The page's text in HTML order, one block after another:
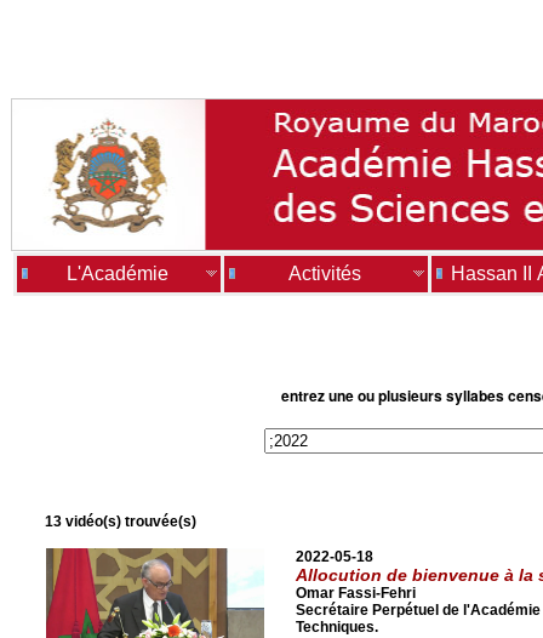
L'Académie Activités Hassan II
entrez une ou plusieurs syllabes
13 vidéo(s) trouvée(s)
2022-05-18
Allocution de bienvenue à la
Omar Fassi-Fehri
Secrétaire Perpétuel de
Techniques.